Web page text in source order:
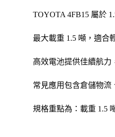
TOYOTA 4FB15 屬於
最大載重 1.5 噸，適合
高效電池提供佳續航力
常見應用包含倉儲物流
規格重點為：載重 1.5